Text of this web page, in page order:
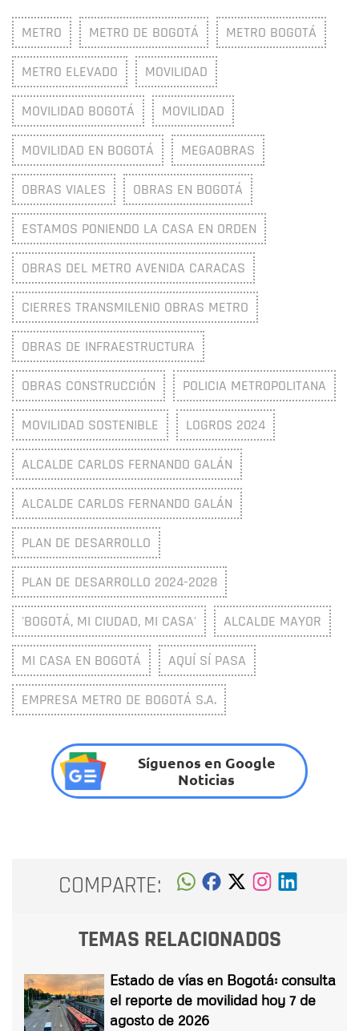
METRO METRO DE BOGOTÁ METRO BOGOTÁ
METRO ELEVADO MOVILIDAD
MOVILIDAD BOGOTÁ MOVILIDAD
MOVILIDAD EN BOGOTÁ MEGAOBRAS
OBRAS VIALES OBRAS EN BOGOTÁ
ESTAMOS PONIENDO LA CASA EN ORDEN
OBRAS DEL METRO AVENIDA CARACAS
CIERRES TRANSMILENIO OBRAS METRO
OBRAS DE INFRAESTRUCTURA
OBRAS CONSTRUCCIÓN POLICIA METROPOLITANA
MOVILIDAD SOSTENIBLE LOGROS 2024
ALCALDE CARLOS FERNANDO GALÁN
ALCALDE CARLOS FERNANDO GALÁN
PLAN DE DESARROLLO
PLAN DE DESARROLLO 2024-2028
'BOGOTÁ, MI CIUDAD, MI CASA' ALCALDE MAYOR
MI CASA EN BOGOTÁ AQUÍ SÍ PASA
EMPRESA METRO DE BOGOTÁ S.A.
Síguenos en Google
Noticias
COMPARTE:
TEMAS RELACIONADOS
Estado de vías en Bogotá: consulta
el reporte de movilidad hoy 7 de
agosto de 2026